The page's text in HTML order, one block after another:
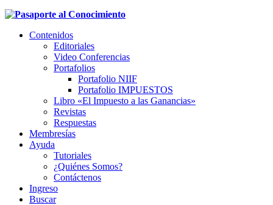
Contenidos
Editoriales
Video Conferencias
Portafolios
Portafolio NIIF
Portafolio IMPUESTOS
Libro «El Impuesto a las Ganancias»
Revistas
Respuestas
Membresías
Ayuda
Tutoriales
¿Quiénes Somos?
Contáctenos
Ingreso
Buscar